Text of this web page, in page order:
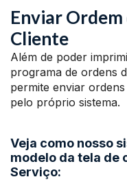
Enviar Ordem
Cliente
Além de poder
programa de ordens
permite enviar
pelo próprio sistema.
Veja como nosso
modelo da tela de
Serviço: